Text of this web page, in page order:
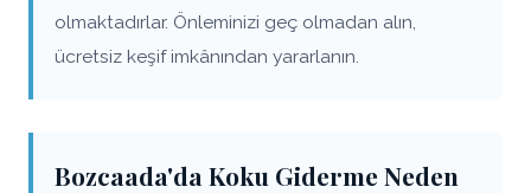
olmaktadırlar. Önleminizi geç olmadan alın,
ücretsiz keşif imkânından yararlanın.
Bozcaada'da Koku Giderme Neden